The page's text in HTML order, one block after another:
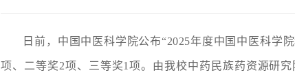
日前，中国中医科学院公布“2025年度中国中医科学
项、二等奖2项、三等奖1项。由我校中药民族药资源研